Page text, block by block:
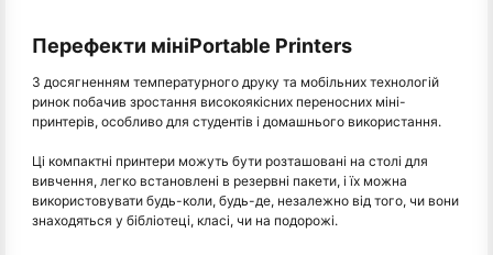
Перефекти мініPortable Printers
З досягненням температурного друку та мобільних технологій
ринок побачив зростання високоякісних переносних міні-
принтерів, особливо для студентів і домашнього використання.
Ці компактні принтери можуть бути розташовані на столі для
вивчення, легко встановлені в резервні пакети, і їх можна
використовувати будь-коли, будь-де, незалежно від того, чи вони
знаходяться у бібліотеці, класі, чи на подорожі.